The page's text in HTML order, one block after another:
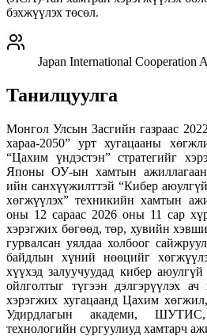
бэхжүүлэх төсөл.
Japan International Cooperation
Танилцуулга
Монгол Улсын Засгийн газраас
хараа-2050” урт хугацааны
“Цахим үндэстэн” стратегийг
Японы ОУ-ын хамтын
ийн санхүүжилттэй “Кибер
хөгжүүлэх” техникийн хамтын
оны 12 сараас 2026 оны 11 сар
хэрэгжих бөгөөд, төр, хувийн
гурвалсан уялдаа холбоог
байдлын хүний нөөцийг
хүүхэд залуучуудад кибер
ойлголтыг түгээн дэлгэрүүлэх
хэрэгжих хугацаанд Цахим
Удирдлагын академи,
технологийн сургуулиуд хамтарч